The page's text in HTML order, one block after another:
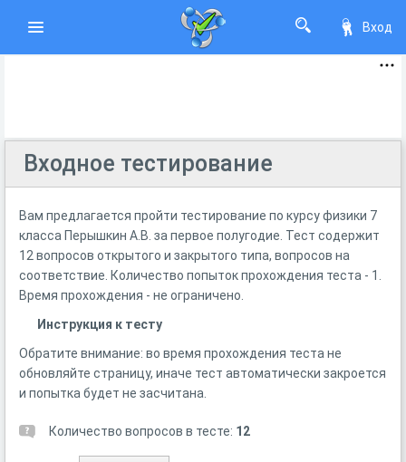
Вход
Входное тестирование
Вам предлагается пройти тестирование по курсу физики 7
класса Перышкин А.В. за первое полугодие. Тест содержит
12 вопросов открытого и закрытого типа, вопросов на
соответствие. Количество попыток прохождения теста - 1.
Время прохождения - не ограничено.
Инструкция к тесту
Обратите внимание: во время прохождения теста не
обновляйте страницу, иначе тест автоматически закроется
и попытка будет не засчитана.
Количество вопросов в тесте: 12